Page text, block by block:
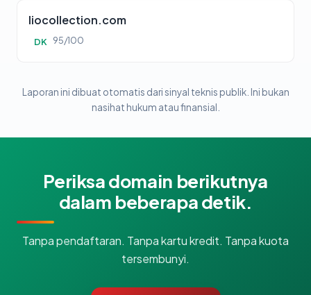
liocollection.com
DK 95/100
Laporan ini dibuat otomatis dari sinyal teknis publik. Ini bukan
nasihat hukum atau finansial.
Periksa domain berikutnya
dalam beberapa detik.
Tanpa pendaftaran. Tanpa kartu kredit. Tanpa kuota
tersembunyi.